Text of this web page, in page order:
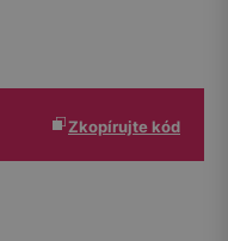
Zkopírujte kód